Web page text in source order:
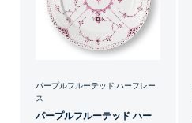
パープルフルーテッド ハーフレー
ス
パープルフルーテッド ハー